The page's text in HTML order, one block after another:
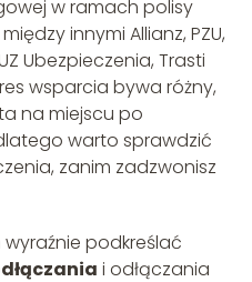
w ramach polisy
innymi Allianz, PZU,
Ubezpieczenia, Trasti
wsparcia bywa różny,
na miejscu po
warto sprawdzić
zanim zadzwonisz
podkreślać
i odłączania